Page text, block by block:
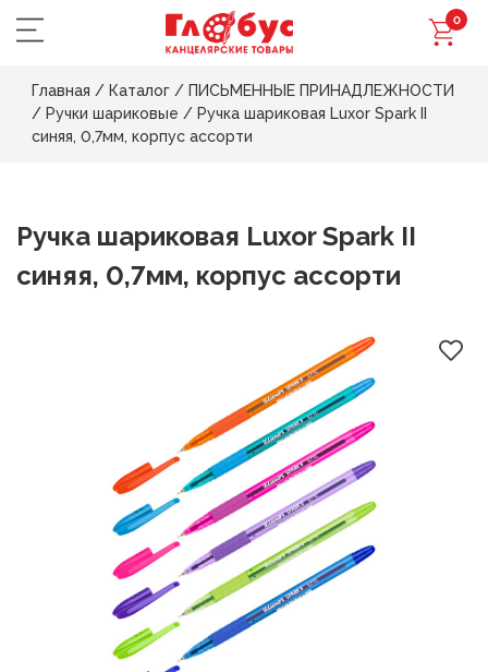
0
Главная / Каталог / ПИСЬМЕННЫЕ ПРИНАДЛЕЖНОСТИ
/ Ручки шариковые / Ручка шариковая Luxor Spark II
синяя, 0,7мм, корпус ассорти
Ручка шариковая Luxor Spark II
синяя, 0,7мм, корпус ассорти